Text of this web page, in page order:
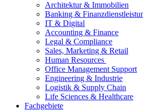
Architektur & Immobilien
Banking &
IT & Digital
Accounting & Finance
Legal & Compliance
Sales, Marketing & Retail
Human Resources
Office Management Support
Engineering & Industrie
Logistik & Supply Chain
Life Sciences & Healthcare
Fachgebiete